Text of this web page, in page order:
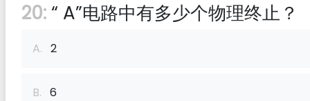
20:“ A”电路中有多少个物理终止？
A. 2
B. 6